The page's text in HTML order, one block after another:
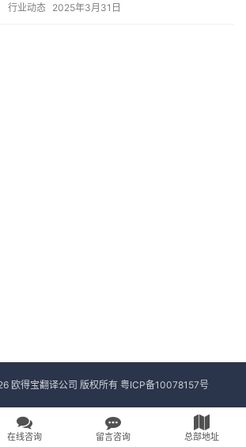
行业动态 2025年3月31日
欧得宝翻译公司 版权所有 粤ICP备10078157号
在线咨询 留言咨询 总部地址